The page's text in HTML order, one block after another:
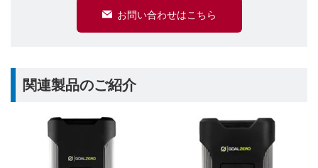
お問い合わせはこちら
関連製品のご紹介